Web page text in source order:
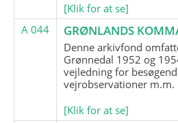
[Klik for at se]
A 044
GRØNLANDS
Denne arkivfond
Grønnedal 1952 og
vejledning for
vejrobservationer m.m.
[Klik for at se]